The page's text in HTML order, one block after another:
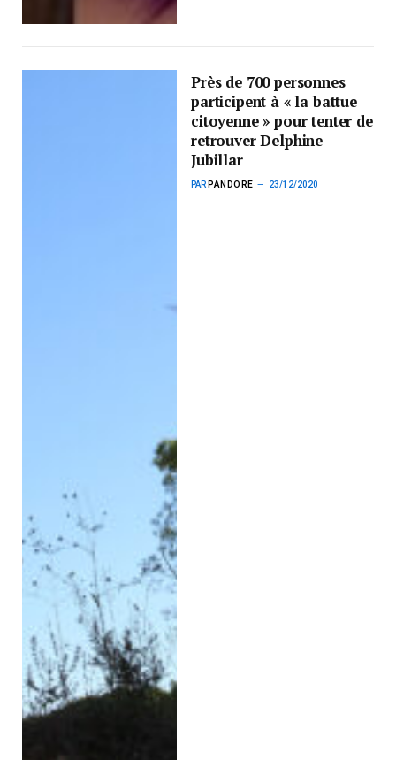
Près de 700 personnes
participent à « la battue
citoyenne » pour tenter de
retrouver Delphine
Jubillar
PAR PANDORE 23/12/2020